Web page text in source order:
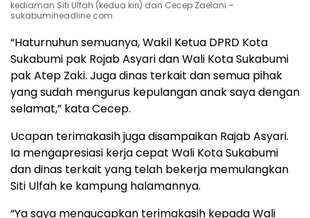
kediaman Siti Ulfah (kedua kiri) dan Cecep Zaelani –
sukabumiheadline.com
“Haturnuhun semuanya, Wakil Ketua DPRD Kota
Sukabumi pak Rojab Asyari dan Wali Kota Sukabumi
pak Atep Zaki. Juga dinas terkait dan semua pihak
yang sudah mengurus kepulangan anak saya dengan
selamat,” kata Cecep.
Ucapan terimakasih juga disampaikan Rajab Asyari.
Ia mengapresiasi kerja cepat Wali Kota Sukabumi
dan dinas terkait yang telah bekerja memulangkan
Siti Ulfah ke kampung halamannya.
“Ya saya mengucapkan terimakasih kepada Wali